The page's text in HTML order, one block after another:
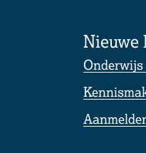
Nieuwe
Onderwijs